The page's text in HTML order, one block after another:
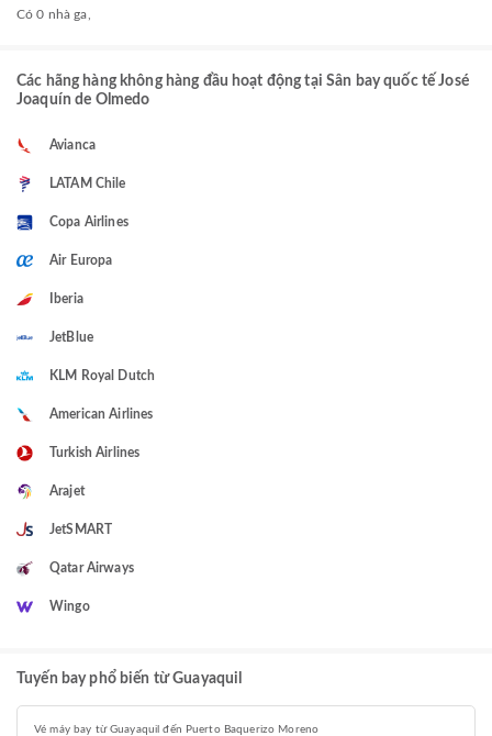
Có 0 nhà ga,
Các hãng hàng không hàng đầu hoạt động tại Sân bay quốc tế José
Joaquín de Olmedo
Avianca
LATAM Chile
Copa Airlines
Air Europa
Iberia
JetBlue
KLM Royal Dutch
American Airlines
Turkish Airlines
Arajet
JetSMART
Qatar Airways
Wingo
Tuyến bay phổ biến từ Guayaquil
Vé máy bay từ Guayaquil đến Puerto Baquerizo Moreno